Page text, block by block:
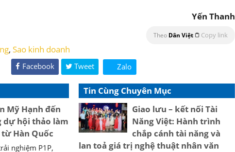
Yến Thanh
Theo Dân Việt Copy link
, Sao kinh doanh
Facebook Tweet Zalo
Mỹ Hạnh đến
dự hội thảo làm
Hàn Quốc
nghiệm P1P,
Tin Cùng Chuyên Mục
Giao lưu – kết nối Tài
Năng Việt: Hành trình
chắp cánh tài năng và
lan toả giá trị nghệ thuật nhân văn